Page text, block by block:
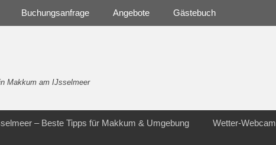
Buchungsanfrage Angebote Gästebuch
Makkum am IJsselmeer
– Beste Tipps für Makkum & Umgebung Wetter-Webcam